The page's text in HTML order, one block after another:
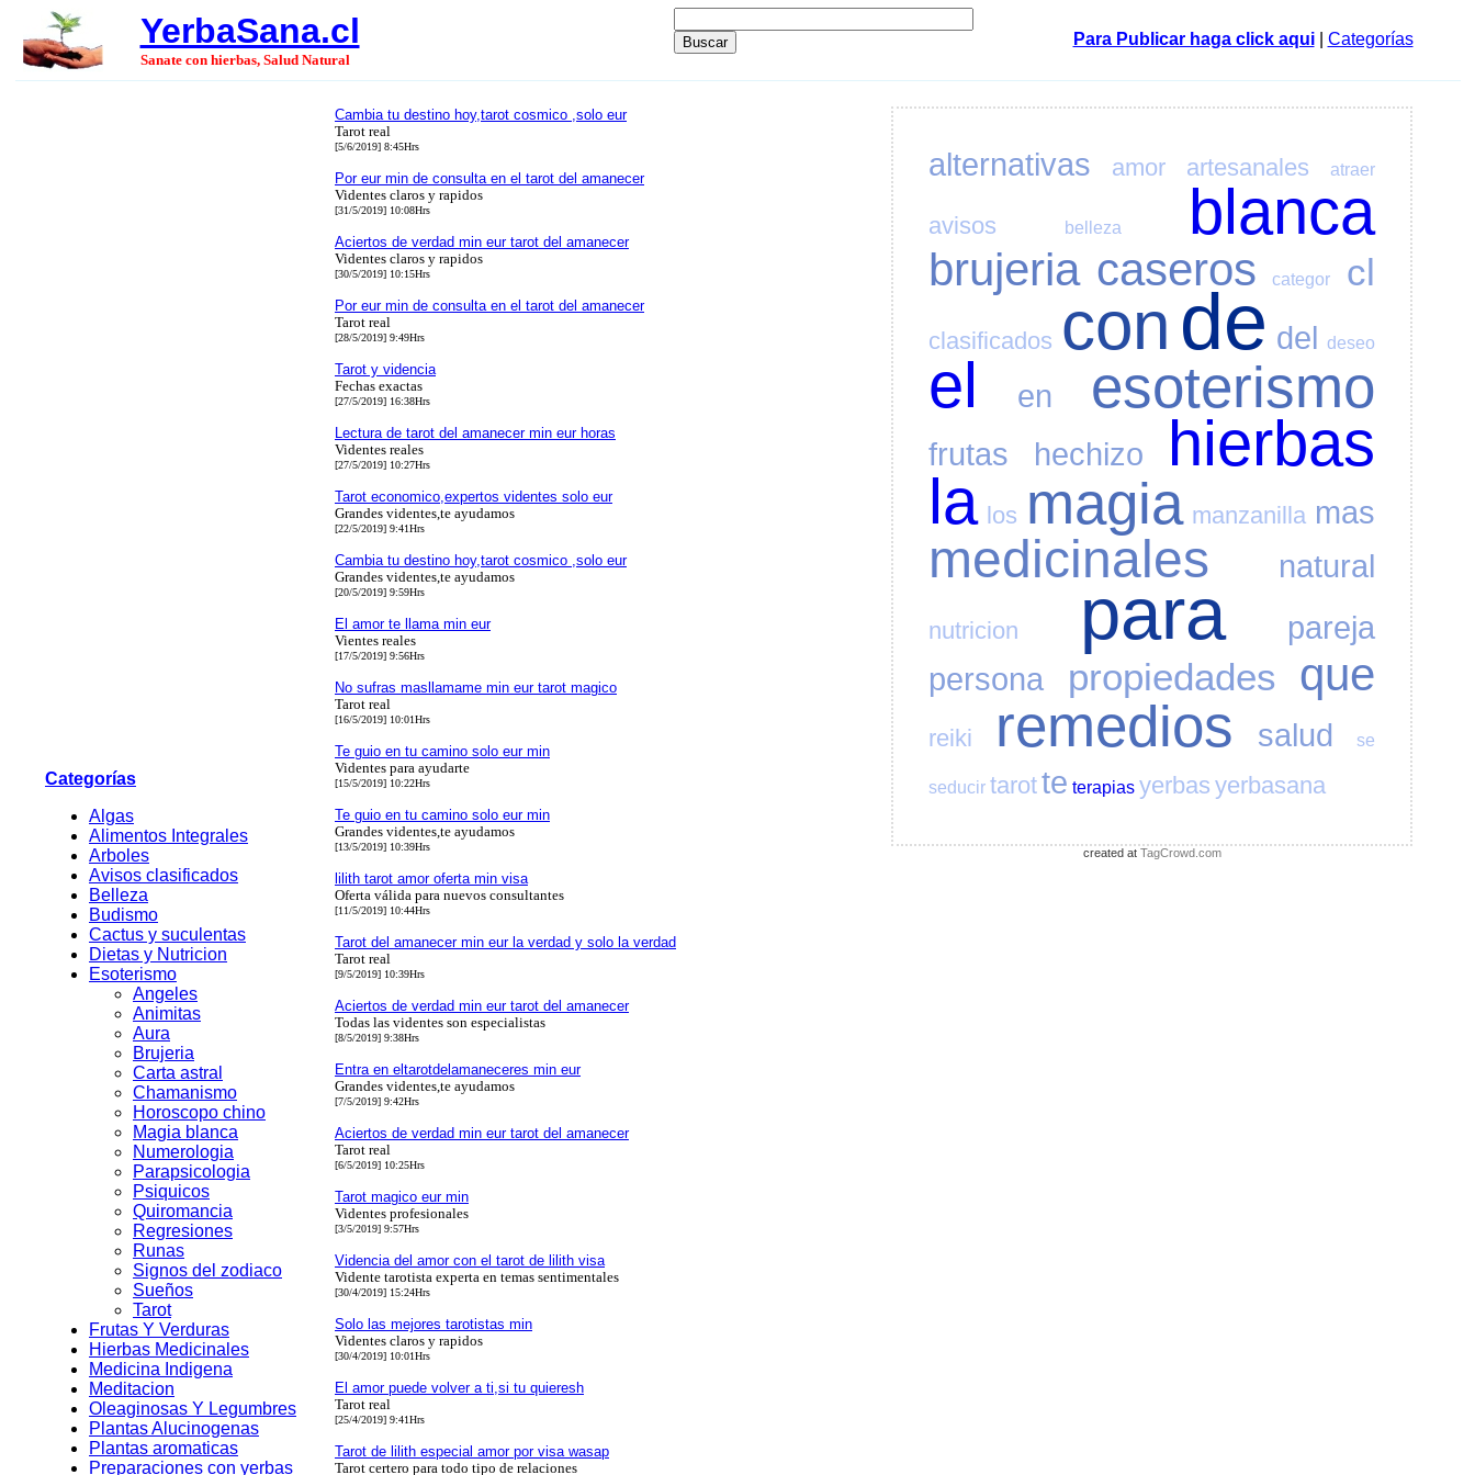
YerbaSana.cl
Sanate con hierbas, Salud Natural
Para Publicar haga click aqui| Categorías
Categorías
Algas
Alimentos Integrales
Arboles
Avisos clasificados
Belleza
Budismo
Cactus y suculentas
Dietas y Nutricion
Esoterismo
Angeles
Animitas
Aura
Brujeria
Carta astral
Chamanismo
Horoscopo chino
Magia blanca
Numerologia
Parapsicologia
Psiquicos
Quiromancia
Regresiones
Runas
Signos del zodiaco
Sueños
Tarot
Frutas Y Verduras
Hierbas Medicinales
Medicina Indigena
Meditacion
Oleaginosas Y Legumbres
Plantas Alucinogenas
Plantas aromaticas
Preparaciones con yerbas
Cambia tu destino hoy,tarot cosmico ,solo eur
Tarot real
[5/6/2019] 8:45Hrs
Por eur min de consulta en el tarot del amanecer
Videntes claros y rapidos
[31/5/2019] 10:08Hrs
Aciertos de verdad min eur tarot del amanecer
Videntes claros y rapidos
[30/5/2019] 10:15Hrs
Por eur min de consulta en el tarot del amanecer
Tarot real
[28/5/2019] 9:49Hrs
Tarot y videncia
Fechas exactas
[27/5/2019] 16:38Hrs
Lectura de tarot del amanecer min eur horas
Videntes reales
[27/5/2019] 10:27Hrs
Tarot economico,expertos videntes solo eur
Grandes videntes,te ayudamos
[22/5/2019] 9:41Hrs
Cambia tu destino hoy,tarot cosmico ,solo eur
Grandes videntes,te ayudamos
[20/5/2019] 9:59Hrs
El amor te llama min eur
Vientes reales
[17/5/2019] 9:56Hrs
No sufras masllamame min eur tarot magico
Tarot real
[16/5/2019] 10:01Hrs
Te guio en tu camino solo eur min
Videntes para ayudarte
[15/5/2019] 10:22Hrs
Te guio en tu camino solo eur min
Grandes videntes,te ayudamos
[13/5/2019] 10:39Hrs
lilith tarot amor oferta min visa
Oferta válida para nuevos consultantes
[11/5/2019] 10:44Hrs
Tarot del amanecer min eur la verdad y solo la verdad
Tarot real
[9/5/2019] 10:39Hrs
Aciertos de verdad min eur tarot del amanecer
Todas las videntes son especialistas
[8/5/2019] 9:38Hrs
Entra en eltarotdelamaneceres min eur
Grandes videntes,te ayudamos
[7/5/2019] 9:42Hrs
Aciertos de verdad min eur tarot del amanecer
Tarot real
[6/5/2019] 10:25Hrs
Tarot magico eur min
Videntes profesionales
[3/5/2019] 9:57Hrs
Videncia del amor con el tarot de lilith visa
Vidente tarotista experta en temas sentimentales
[30/4/2019] 15:24Hrs
Solo las mejores tarotistas min
Videntes claros y rapidos
[30/4/2019] 10:01Hrs
El amor puede volver a ti,si tu quieresh
Tarot real
[25/4/2019] 9:41Hrs
Tarot de lilith especial amor por visa wasap
Tarot certero para todo tipo de relaciones
alternativas amor artesanales atraer
avisos belleza blanca
brujeria caseros categor cl
clasificados con de del deseo
el en esoterismo
frutas hechizo
hierbas
la los magia manzanilla mas
medicinales natural
nutricion para
pareja
persona
propiedades que
reiki remedios salud se
seducir tarotte terapias yerbas yerbasana
created at TagCrowd.com